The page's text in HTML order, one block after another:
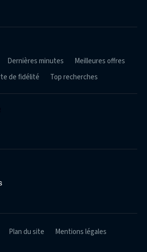
Dernières minutes
Meilleures offres
de fidélité Top recherches
Plan du site
Mentions légales